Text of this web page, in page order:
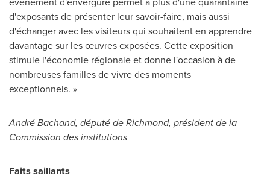
d'exposants de présenter leur savoir-faire, mais aussi
d'échanger avec les visiteurs qui souhaitent en apprendre
davantage sur les œuvres exposées. Cette exposition
stimule l'économie régionale et donne l'occasion à de
nombreuses familles de vivre des moments
exceptionnels. »
André Bachand, député deRichmond, président de la
Commission des institutions
Faits saillants